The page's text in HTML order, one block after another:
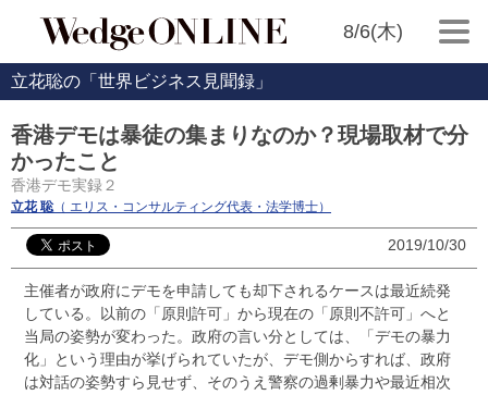
8/6(木)
立花聡の「世界ビジネス見聞録」
香港デモは暴徒の集まりなのか？現場取材で分
かったこと
香港デモ実録２
立花 聡 （ エリス・コンサルティング代表・法学博士）
2019/10/30
主催者が政府にデモを申請しても却下されるケースは最近続発
している。以前の「原則許可」から現在の「原則不許可」へと
当局の姿勢が変わった。政府の言い分としては、「デモの暴力
化」という理由が挙げられていたが、デモ側からすれば、政府
は対話の姿勢すら見せず、そのうえ警察の過剰暴力や最近相次